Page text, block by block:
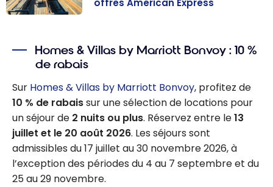
points Marriott
Bonvoy avec
ces offres
American
Express
offres American Express
Homes & Villas by Marriott Bonvoy : 10 %
de rabais
Sur Homes & Villas by Marriott Bonvoy, profitez de
10 % de rabaissur une sélection de locations pour
un séjour de 2 nuits ou plus. Réservez entre le13
juillet et le 20 août 2026. Les séjours sont
admissibles du 17 juillet au 30 novembre 2026, à
l’exception des périodes du 4 au 7 septembre et du
25 au 29 novembre.